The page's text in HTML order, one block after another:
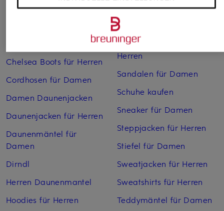
Boots für Damen
Chelsea Boots für Damen
Chelsea Boots für Herren
Cordhosen für Damen
Damen Daunenjacken
Daunenjacken für Herren
Daunenmäntel für
Damen
Dirndl
Herren Daunenmantel
Hoodies für Herren
Pullover für Damen
Pullover für Herren
Rollkragenpullover für
Herren
Sandalen für Damen
Schuhe kaufen
Sneaker für Damen
Steppjacken für Herren
Stiefel für Damen
Sweatjacken für Herren
Sweatshirts für Herren
Teddymäntel für Damen